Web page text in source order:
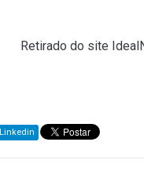
Retirado do site
Linkedin